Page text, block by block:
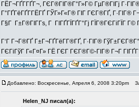
ГЁГ¬ГҐГ­ГҐГ¬, ГЄГ®ГІГ®Г°Г»Г© ГµГ®ГІГј
Г°ГҐГёГҐГ­ГЁГҐ ГЎГ»Г«Г® ГІГ ГЄГ®ГҐ, Г·ГІГ®
Г§Г Г±Г®ГІГ­Гѕ, Г ГІГҐГЇГҐГ°Гј ГЇГ®ГЄГіГЇГ
Г‘Г Г¬Г®ГҐ Г±Г¬ГҐГёГ­Г®ГҐ, Г·ГІГ®
ГЄГіГўГ Г«Г¤Г» ГЁ ГЄГ ГЄГ®Г©-ГІГ® Г¬Г
Добавлено: Воскресенье, Апреля 6, 2008 3:20pm
Helen_NJ писал(а):